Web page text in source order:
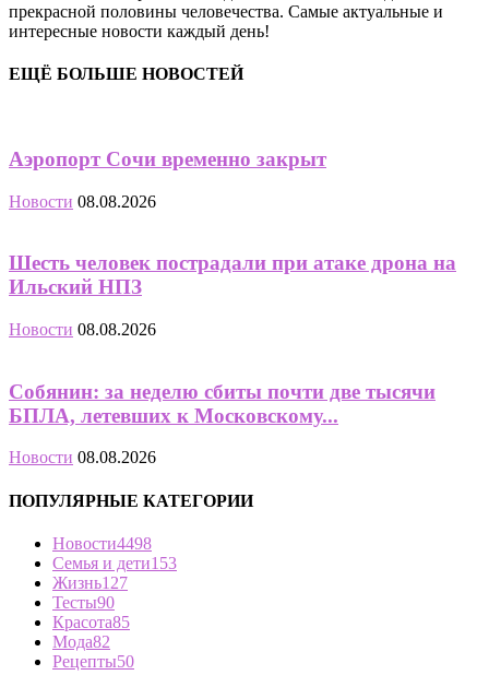
прекрасной половины человечества. Самые актуальные и
интересные новости каждый день!
ЕЩЁ БОЛЬШЕ НОВОСТЕЙ
Аэропорт Сочи временно закрыт
Новости 08.08.2026
Шесть человек пострадали при атаке дрона на
Ильский НПЗ
Новости 08.08.2026
Собянин: за неделю сбиты почти две тысячи
БПЛА, летевших к Московскому...
Новости 08.08.2026
ПОПУЛЯРНЫЕ КАТЕГОРИИ
Новости4498
Семья и дети153
Жизнь127
Тесты90
Красота85
Мода82
Рецепты50